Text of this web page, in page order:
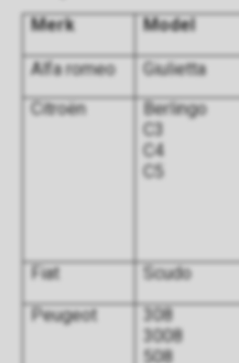
Merk
Model
Alfa romeo Giulietta
Citroën
Berlingo
C3
C4
C5
Fiat
Scudo
Peugeot
308
3008
508